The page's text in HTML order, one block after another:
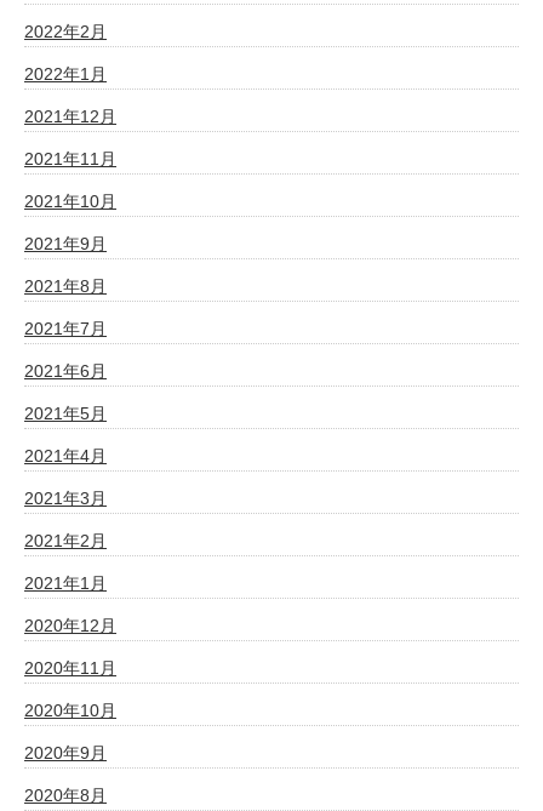
2022年2月
2022年1月
2021年12月
2021年11月
2021年10月
2021年9月
2021年8月
2021年7月
2021年6月
2021年5月
2021年4月
2021年3月
2021年2月
2021年1月
2020年12月
2020年11月
2020年10月
2020年9月
2020年8月